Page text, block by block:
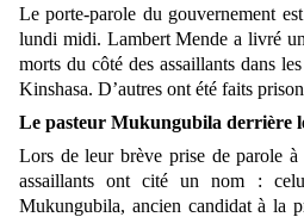
Le porte-parole du gouvernement
lundi midi. Lambert Mende a livré
morts du côté des assaillants dans
Kinshasa. D’autres ont été faits
Le pasteur Mukungubila derrière
Lors de leur brève prise de parole
assaillants ont cité un nom :
Mukungubila, ancien candidat à la